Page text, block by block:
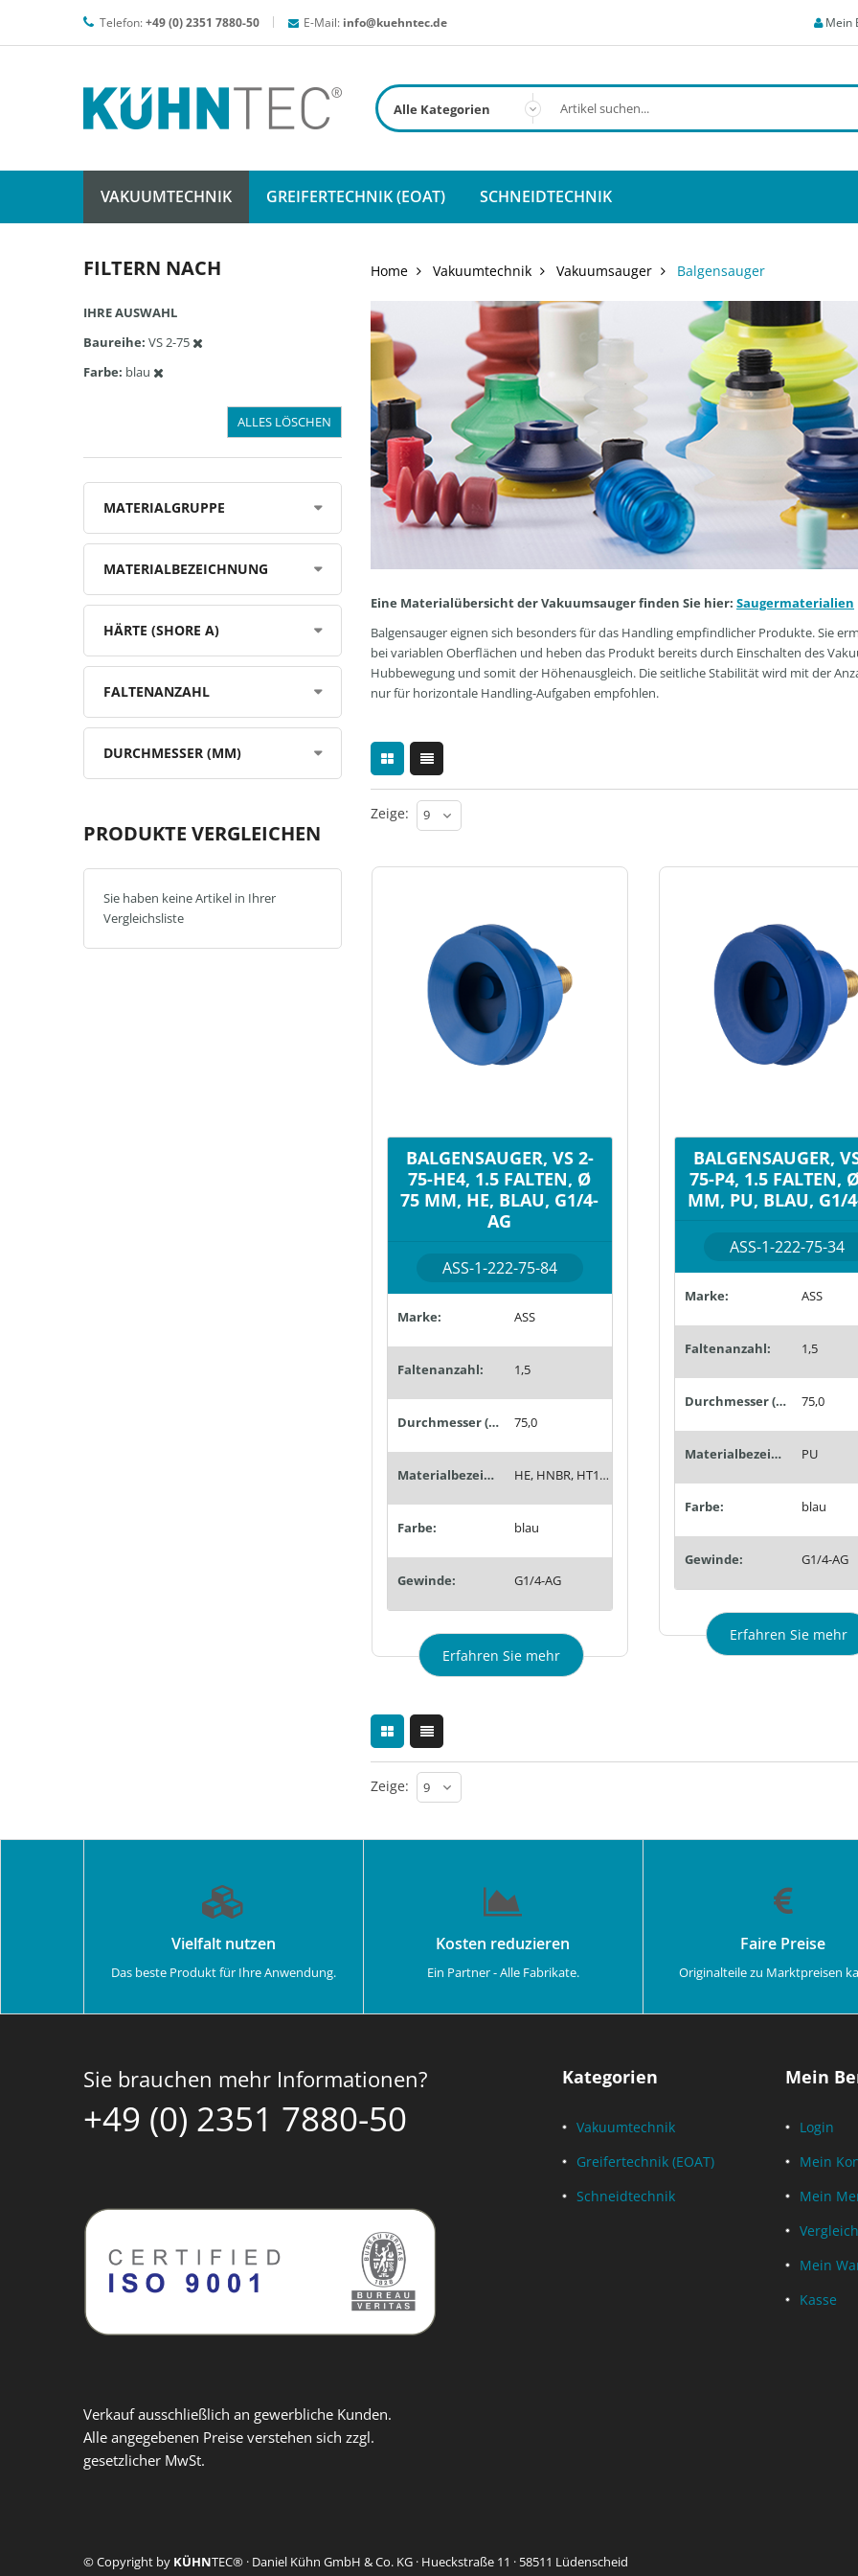
Telefon:+49 (0) 2351 7880-50 E-Mail: info@kuehntec.de Mein
VAKUUMTECHNIK GREIFERTECHNIK (EOAT) SCHNEIDTECHNIK
FILTERN NACH
IHRE AUSWAHL
Baureihe VS 2-75
Farbe blau
ALLES LÖSCHEN
MATERIALGRUPPE
MATERIALBEZEICHNUNG
HÄRTE (SHORE A)
FALTENANZAHL
DURCHMESSER (MM)
PRODUKTE VERGLEICHEN
Sie haben keine Artikel in Ihrer
Vergleichsliste
Home Vakuumtechnik Vakuumsauger Balgensauger
Eine Materialübersicht der Vakuumsauger finden Sie hier: Saugermaterialien
Balgensauger eignen sich besonders für das Handling empfindlicher Produkte. Sie
bei variablen Oberflächen und heben das Produkt bereits durch Einschalten des
Hubbewegung und somit der Höhenausgleich. Die seitliche Stabilität wird mit der
nur für horizontale Handling-Aufgaben empfohlen.
Zeige:
BALGENSAUGER, VS 2-
75-HE4, 1.5 FALTEN, Ø
75 MM, HE, BLAU, G1/4-
AG
ASS-1-222-75-84
Marke: ASS
Faltenanzahl: 1,5
Durchmesser (mm): 75,0
Materialbezeichnung: HE, HNBR, HT1, Siton®, Tempaflex, Therban®, Thermalon®
Farbe: blau
Gewinde: G1/4-AG
Erfahren Sie mehr
BALGENSAUGER,
75-P4, 1.5 FALTEN,
MM, PU, BLAU, G1/
ASS-1-222-75-34
Marke: ASS
Faltenanzahl: 1,5
Durchmesser (mm): 75,0
Materialbezeichnung: PU
Farbe: blau
Gewinde: G1/4-AG
Erfahren Sie mehr
Zeige:
Vielfalt nutzen
Das beste Produkt für Ihre Anwendung.
Kosten reduzieren
Ein Partner - Alle Fabrikate.
Faire Preise
Originalteile zu Marktpreisen
Sie brauchen mehr Informationen?
+49 (0) 2351 7880-50
Verkauf ausschließlich an gewerbliche Kunden.
Alle angegebenen Preise verstehen sich zzgl.
gesetzlicher MwSt.
Kategorien
Vakuumtechnik
Greifertechnik (EOAT)
Schneidtechnik
Mein
Login
Mein
Mein
Mein
Kasse
© Copyright by KÜHNTEC® · Daniel Kühn GmbH & Co. KG · Hueckstraße 11 · 58511 Lüdenscheid